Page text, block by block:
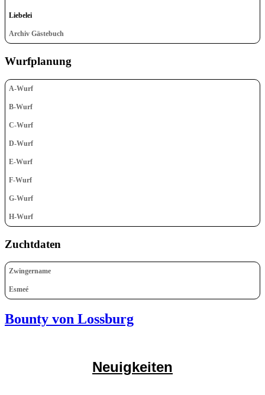
Liebelei
Archiv Gästebuch
Wurfplanung
A-Wurf
B-Wurf
C-Wurf
D-Wurf
E-Wurf
F-Wurf
G-Wurf
H-Wurf
Zuchtdaten
Zwingername
Esmeé
Bounty von Lossburg
Neuigkeiten